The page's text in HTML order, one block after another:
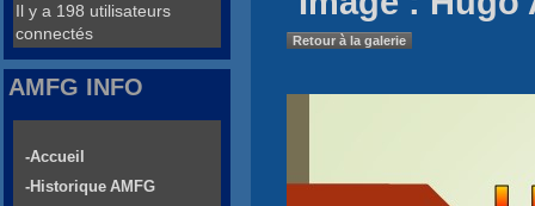
Retour à la galerie
Il y a 198 utilisateurs
connectés
AMFG INFO
-Accueil
-Historique AMFG